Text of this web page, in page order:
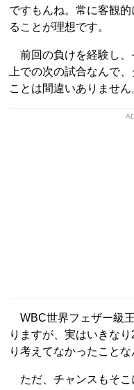
ですもんね。常に客観
ることが理想です。
前回の負けを経験し、
上での次の試合なんで
ことは間違いありません
WBC世界フェザー級
りますが、実はいきな
り考えてなかったことな
ただ、チャンスもそこ